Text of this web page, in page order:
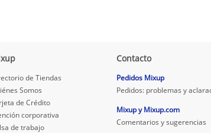
de Tiendas
Somos
de Crédito
corporativa
de trabajo
Contacto
Pedidos Mixup
Pedidos: problemas y
Mixup y Mixup.com
Comentarios y sugerencias